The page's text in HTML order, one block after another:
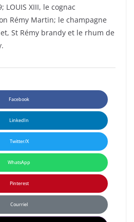
LOUIS XIII, le cognac
Rémy Martin; le champagne
St Rémy brandy et le rhum de
Facebook
LinkedIn
Twitter/X
WhatsApp
Pinterest
Courriel